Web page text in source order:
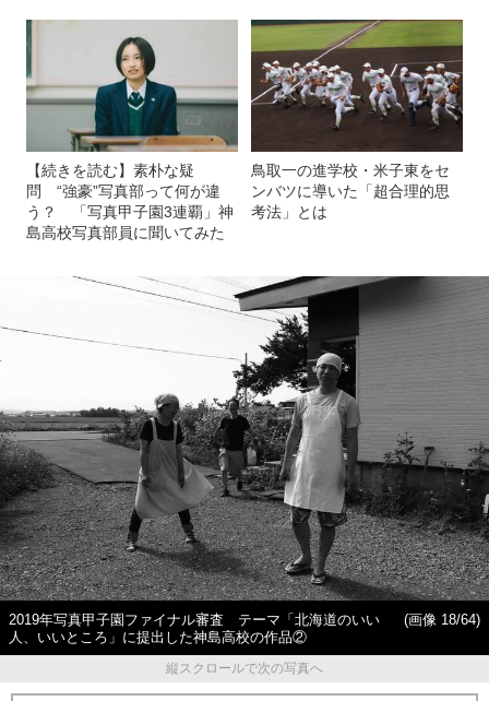
【続きを読む】素朴な疑
問 “強豪”写真部って何が違
う？ 「写真甲子園3連覇」神
島高校写真部員に聞いてみた
鳥取一の進学校・米子東をセ
ンバツに導いた「超合理的思
考法」とは
2019年写真甲子園ファイナル審査 テーマ「北海道のいい
人、いいところ」に提出した神島高校の作品②
(画像 18/64)
縦スクロールで次の写真へ